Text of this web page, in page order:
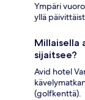
Ympäri
yllä
Millaisella
sijaitsee?
Avid hotel
(golfkenttä).